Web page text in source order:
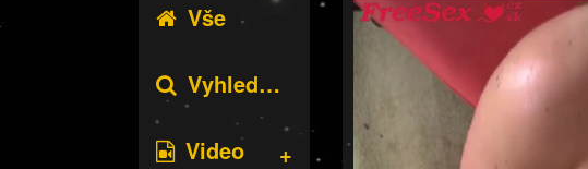
Vše
Vyhledávání
Video